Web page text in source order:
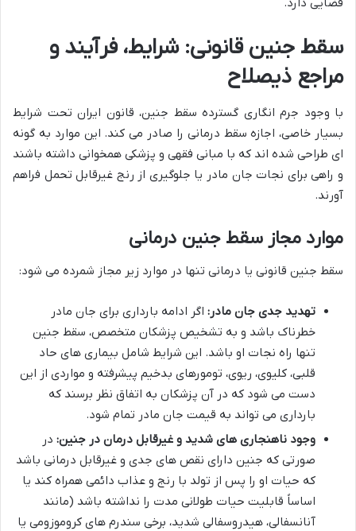
سقط جنین قانونی: شرایط، فرآیند و
مراجع ذیصلاح
با وجود جرم انگاری گسترده سقط جنین، قانون ایران تحت شرایط
بسیار خاصی، اجازه سقط درمانی را صادر می کند. این موارد به گونه
ای طراحی شده اند که با مبانی فقهی و پزشکی همخوانی داشته باشند
و راهی برای نجات جان مادر یا جلوگیری از رنج غیرقابل تحمل فراهم
آورند.
موارد مجاز سقط جنین درمانی
سقط جنین قانونی یا درمانی تنها در موارد زیر مجاز شمرده می شود:
تهدید جدی جان مادر: اگر ادامه بارداری برای جان مادر
خطرناک باشد و به تشخیص پزشکان متخصص، سقط جنین
تنها راه نجات او باشد. این شرایط شامل بیماری های حاد
قلبی، کلیوی، ریوی، تومورهای بدخیم پیشرفته و مواردی از این
دست می شود که در آن پزشکان به اتفاق نظر برسند که
بارداری می تواند به قیمت جان مادر تمام شود.
وجود ناهنجاری های شدید و غیرقابل درمان در جنین: در
صورتی که جنین دارای نقص های جدی و غیرقابل درمانی باشد
که حیات او را پس از تولد با رنج و عذاب دائمی همراه کند یا
اساساً قابلیت حیات طولانی مدت را نداشته باشد (مانند
آنانسفالی، هیدروسفالی شدید، برخی سندرم های کروموزومی یا